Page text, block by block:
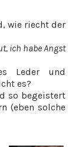
wie riecht der
ich habe Angst
Leder und
es?
so begeistert
(eben solche